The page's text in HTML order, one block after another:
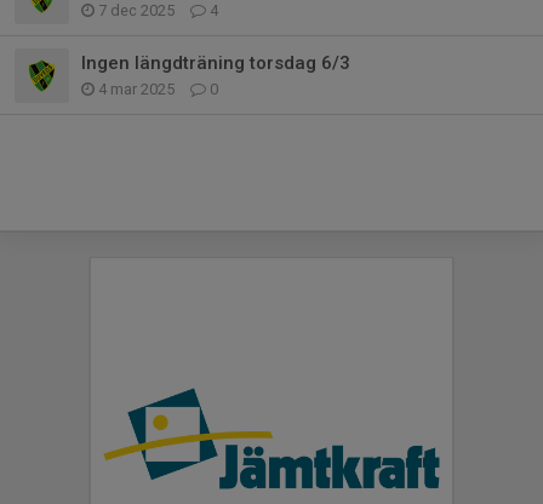
7 dec 2025 4
Ingen längdträning torsdag 6/3
4 mar 2025 0